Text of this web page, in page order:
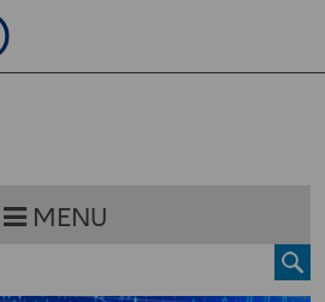
MENU